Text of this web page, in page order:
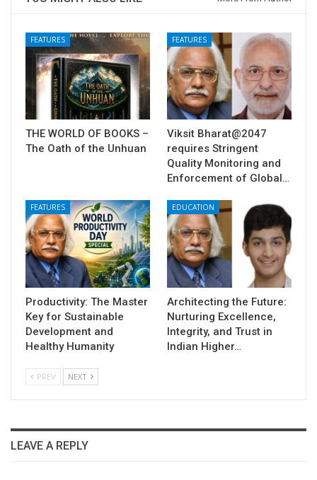
FEATURES
THE WORLD OF BOOKS –
The Oath of the Unhuan
FEATURES
Viksit Bharat@2047
requires Stringent
Quality Monitoring and
Enforcement of Global…
FEATURES
Productivity: The Master
Key for Sustainable
Development and
Healthy Humanity
EDUCATION
Architecting the Future:
Nurturing Excellence,
Integrity, and Trust in
Indian Higher…
PREV NEXT
LEAVE A REPLY